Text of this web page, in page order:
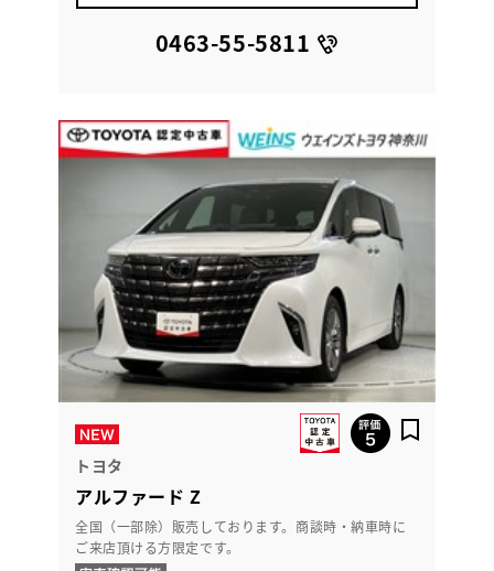
0463-55-5811
トヨタ
アルファード Z
全国（一部除）販売しております。商談時・納車時に
ご来店頂ける方限定です。